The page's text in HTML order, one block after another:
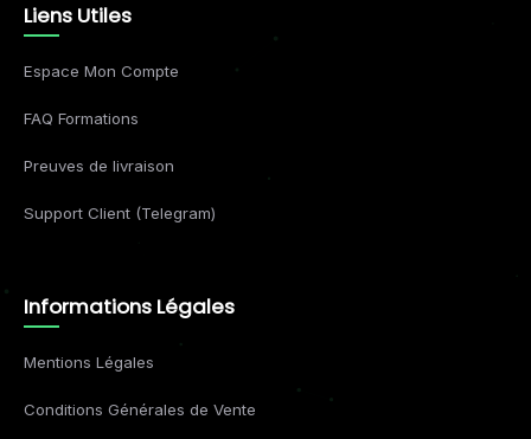
Liens Utiles
Espace Mon Compte
FAQ Formations
Preuves de livraison
Support Client (Telegram)
Informations Légales
Mentions Légales
Conditions Générales de Vente